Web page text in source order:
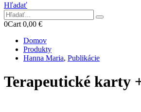
Hľadať
0Cart 0,00 €
Domov
Produkty
Hanna Maria, Publikácie
Terapeutické karty